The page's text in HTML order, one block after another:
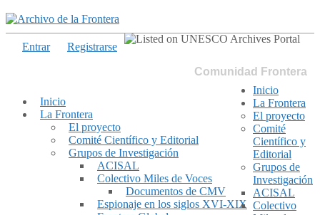
Comunidad Frontera
Inicio
La Frontera
El proyecto
Comité Científico y Editorial
Grupos de Investigación
ACISAL
Colectivo Miles de Voces
Documentos de CMV
Espionaje en los siglos XVI-XIX
Entrar Registrarse
Inicio
La Frontera
El proyecto
Comité
Científico y
Editorial
Grupos de
Investigación
ACISAL
Colectivo